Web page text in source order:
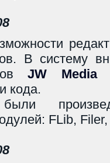
В систему
JW Media
кода.
были
FLib,